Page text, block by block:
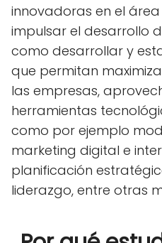
innovadoras en el
impulsar el desarrollo
como desarrollar y
que permitan
las empresas,
herramientas
como por ejemplo
marketing digital e
planificación
liderazgo, entre otras